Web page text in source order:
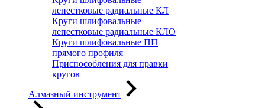
лепестковые радиальные КЛ
Круги шлифовальные
лепестковые радиальные КЛО
Круги шлифовальные ПП
прямого профиля
Приспособления для правки
кругов
Алмазный инструмент